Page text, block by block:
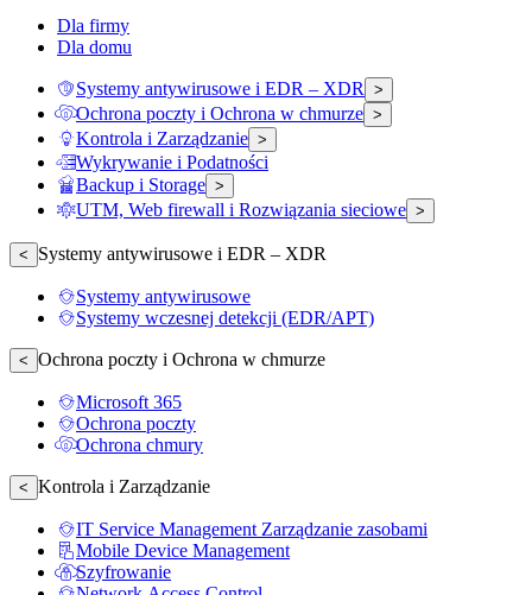
Dla firmy
Dla domu
Systemy antywirusowe i EDR – XDR >
Ochrona poczty i Ochrona w chmurze >
Kontrola i Zarządzanie >
Wykrywanie i Podatności
Backup i Storage >
UTM, Web firewall i Rozwiązania sieciowe >
< Systemy antywirusowe i EDR – XDR
Systemy antywirusowe
Systemy wczesnej detekcji (EDR/APT)
< Ochrona poczty i Ochrona w chmurze
Microsoft 365
Ochrona poczty
Ochrona chmury
< Kontrola i Zarządzanie
IT Service Management Zarządzanie zasobami
Mobile Device Management
Szyfrowanie